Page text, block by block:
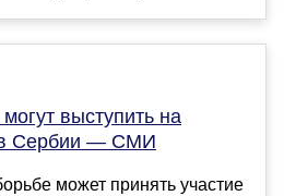
выступить на
в Сербии — СМИ
может принять участие